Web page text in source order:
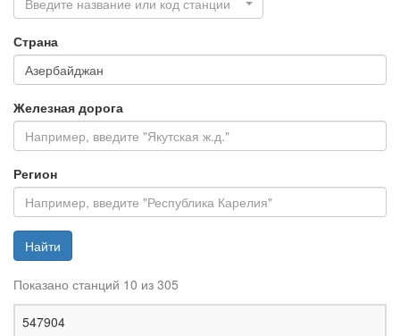
Введите название или код станции
Страна
Железная дорога
Регион
Найти
Показано станций 10 из 305
547904